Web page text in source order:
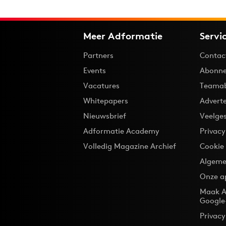
Meer Adformatie
Partners
Events
Vacatures
Whitepapers
Nieuwsbrief
Adformatie Academy
Volledig Magazine Archief
Onze
Maak